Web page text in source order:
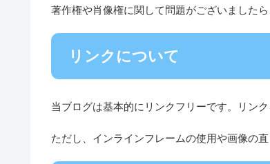
著作権や肖像権に関して問題がございました
リンクについて
当ブログは基本的にリンクフリーです。リン
ただし、インラインフレームの使用や画像の直